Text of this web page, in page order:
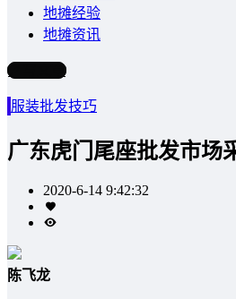
地摊经验
地摊资讯
写文章
服装批发技巧
广东虎门尾座批发市场
2020-6-14 9:42:32
陈飞龙